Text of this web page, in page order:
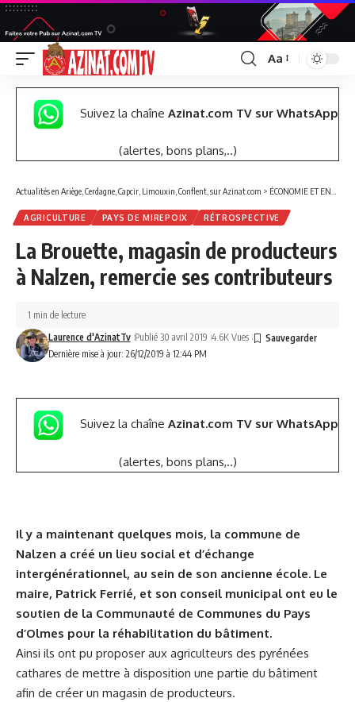
Font
Resizer
Aa
Suivez la chaîne Azinat.com TV sur WhatsApp
(alertes, bons plans,..)
Actualités en Ariège, Cerdagne, Capcir, Limouxin, Conflent, sur Azinat.com > ÉCONOMIE ET ENTREPRISES
AGRICULTURE PAYS DE MIREPOIX RÉTROSPECTIVE
La Brouette, magasin de producteurs
à Nalzen, remercie ses contributeurs
Dernière mise à jour: 26/12/2019 à 12:44 PM
Laurence d'AzinatTv Publié 30 avril 2019 4.6K Vues
1 min de lecture
Suivez la chaîne Azinat.com TV sur WhatsApp
(alertes, bons plans,..)
Il y a maintenant quelques mois, la commune de
Nalzen a créé un lieu social et d’échange
intergénérationnel, au sein de son ancienne école. Le
maire, Patrick Ferrié, et son conseil municipal ont eu le
soutien de la Communauté de Communes du Pays
d’Olmes pour la réhabilitation du bâtiment.
Ainsi ils ont pu proposer aux agriculteurs des pyrénées
cathares de mettre à disposition une partie du bâtiment
afin de créer un magasin de producteurs.